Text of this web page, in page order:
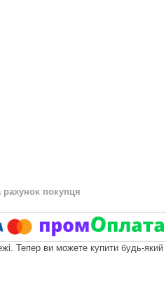
рахунок покупця
Тепер ви можете купити будь-